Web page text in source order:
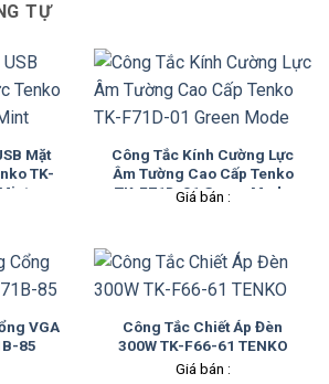
TỰ
Mặt
TK-
Công Tắc Kính Cường Lực
Âm Tường Cao Cấp Tenko
TK-F71D-01 Green Mode
Giá bán :
VGA
85
Công Tắc Chiết Áp Đèn
300W TK-F66-61 TENKO
Giá bán :